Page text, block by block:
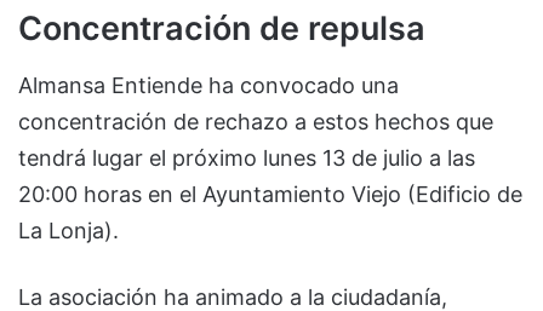
Concentración de repulsa
Almansa Entiende ha convocado una
concentración de rechazo a estos hechos que
tendrá lugar el próximo lunes 13 de julio a las
20:00 horas en el Ayuntamiento Viejo (Edificio de
La Lonja).
La asociación ha animado a la ciudadanía,